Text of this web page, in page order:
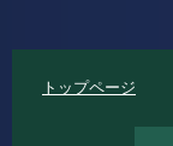
トップページ